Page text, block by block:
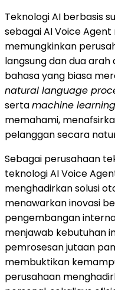
Teknologi AI berbasis
sebagai AI Voice
memungkinkan
langsung dan dua
bahasa yang biasa
natural language
sertamachine learning
memahami,
pelanggan secara
Sebagai perusahaan
teknologi AI Voice
menghadirkan solusi
menawarkan inovasi
pengembangan
menjawab kebutuhan
pemrosesan jutaan
membuktikan
perusahaan